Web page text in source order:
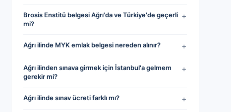
Brosis Enstitü belgesi Ağrı'da ve Türkiye'de geçerli
mi?
+
Ağrı ilinde MYK emlak belgesi nereden alınır? +
Ağrı ilinden sınava girmek için İstanbul'a gelmem
gerekir mi?
+
Ağrı ilinde sınav ücreti farklı mı? +